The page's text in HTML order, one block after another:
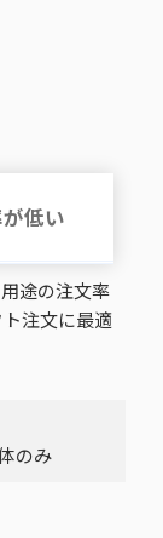
低い
途の注文率
注文に最適
のみ